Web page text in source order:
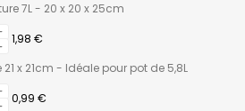
7L - 20 x 20 x 25cm
1,98 €
x 21cm - Idéale pour pot de 5,8L
0,99 €